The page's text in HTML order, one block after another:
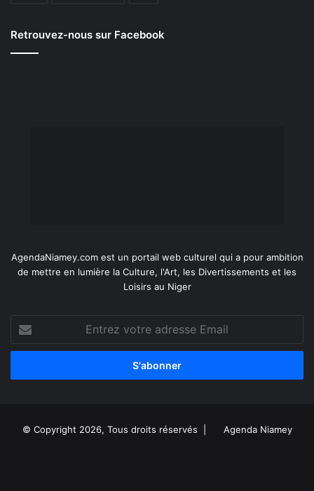
Retrouvez-nous sur Facebook
AgendaNiamey.com est un portail web culturel qui a pour ambition
de mettre en lumière la Culture, l'Art, les Divertissements et les
Loisirs au Niger
votre
adresse
© Copyright 2026, Tous droits réservés | Agenda Niamey